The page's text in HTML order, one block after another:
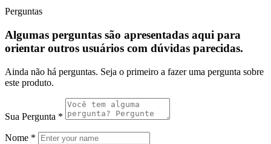
Perguntas
Algumas perguntas são apresentadas aqui para
orientar outros usuários com dúvidas parecidas.
Ainda não há perguntas. Seja o primeiro a fazer uma pergunta sobre
este produto.
Sua Pergunta *
Nome *